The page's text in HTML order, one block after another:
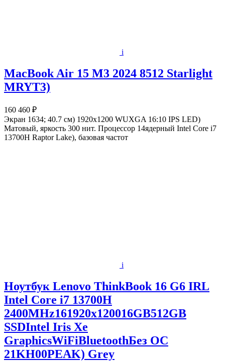
i
MacBook Air 15 M3 2024 8512 Starlight
MRYT3)
160 460 ₽
Экран 1634; 40.7 см) 1920x1200 WUXGA 16:10 IPS LED)
Матовый, яркость 300 нит. Процессор 14ядерный Intel Core i7
13700H Raptor Lake), базовая частот
i
Ноутбук Lenovo ThinkBook 16 G6 IRL
Intel Core i7 13700H
2400MHz161920x120016GB512GB
SSDIntel Iris Xe
GraphicsWiFiBluetoothБез ОС
21KH00PEAK) Grey